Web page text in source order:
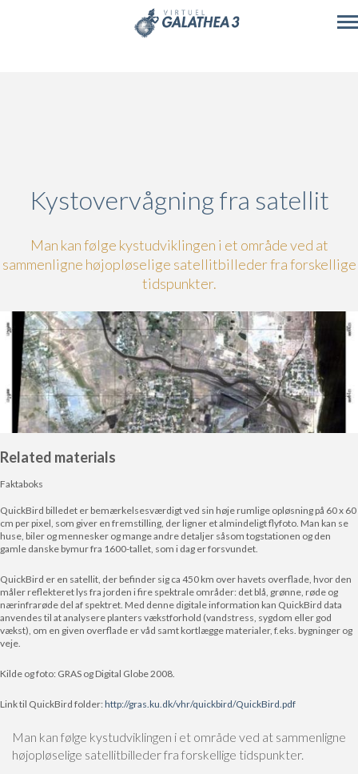
Kystovervågning fra satellit
Man kan følge kystudviklingen i et område ved at
sammenligne højopløselige satellitbilleder fra forskellige
tidspunkter.
Related materials
Faktaboks
QuickBird billedet er bemærkelsesværdigt ved sin høje rumlige opløsning på 60 x 60
cm per pixel, som giver en fremstilling, der ligner et almindeligt flyfoto. Man kan se
huse, biler og mennesker og mange andre detaljer såsom togstationen og den
gamle danske bymur fra 1600-tallet, som i dag er forsvundet.
QuickBird er en satellit, der befinder sig ca 450 km over havets overflade, hvor den
måler reflekteret lys fra jorden i fire spektrale områder: det blå, grønne, røde og
nærinfrarøde del af spektret. Med denne digitale information kan QuickBird data
anvendes til at analysere planters vækstforhold (vandstress, sygdom eller god
vækst), om en given overflade er våd samt kortlægge materialer, f.eks. bygninger og
veje.
Kilde og foto: GRAS og Digital Globe 2008.
Link til QuickBird folder:http://gras.ku.dk/vhr/quickbird/QuickBird.pdf
Man kan følge kystudviklingen i et område ved at sammenligne
højopløselige satellitbilleder fra forskellige tidspunkter.